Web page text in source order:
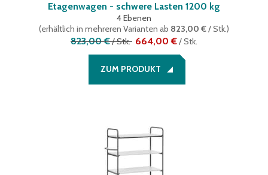
Etagenwagen - schwere Lasten 1200 kg
4 Ebenen
(erhältlich in mehreren Varianten ab 823,00 €/ Stk.)
823,00 €/Stk. 664,00 €/Stk.
ZUM PRODUKT